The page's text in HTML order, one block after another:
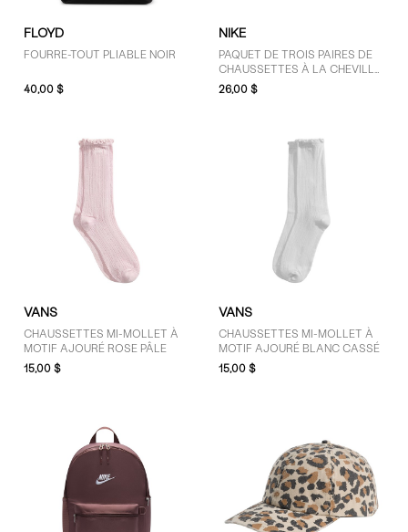
FLOYD
FOURRE-TOUT PLIABLE NOIR
40,00 $
NIKE
PAQUET DE TROIS PAIRES DE
CHAUSSETTES À LA CHEVILLE
EVERYDAY PLUS BOURGOGNE,
26,00 $
VANS
CHAUSSETTES MI-MOLLET À
MOTIF AJOURÉ ROSE PÂLE
15,00 $
VANS
CHAUSSETTES MI-MOLLET À
MOTIF AJOURÉ BLANC CASSÉ
15,00 $